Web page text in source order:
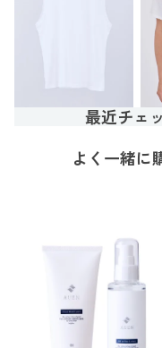
最近チェ
よく一緒に